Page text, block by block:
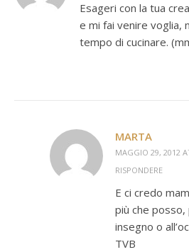
Esageri con la tua
e mi fai venire voglia,
tempo di cucinare.
MARTA
MAGGIO 29, 2012
RISPONDERE
E ci credo
più che
insegno o
TVB